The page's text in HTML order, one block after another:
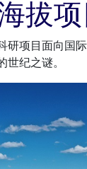
拔项
研项目面向国
纪之谜。